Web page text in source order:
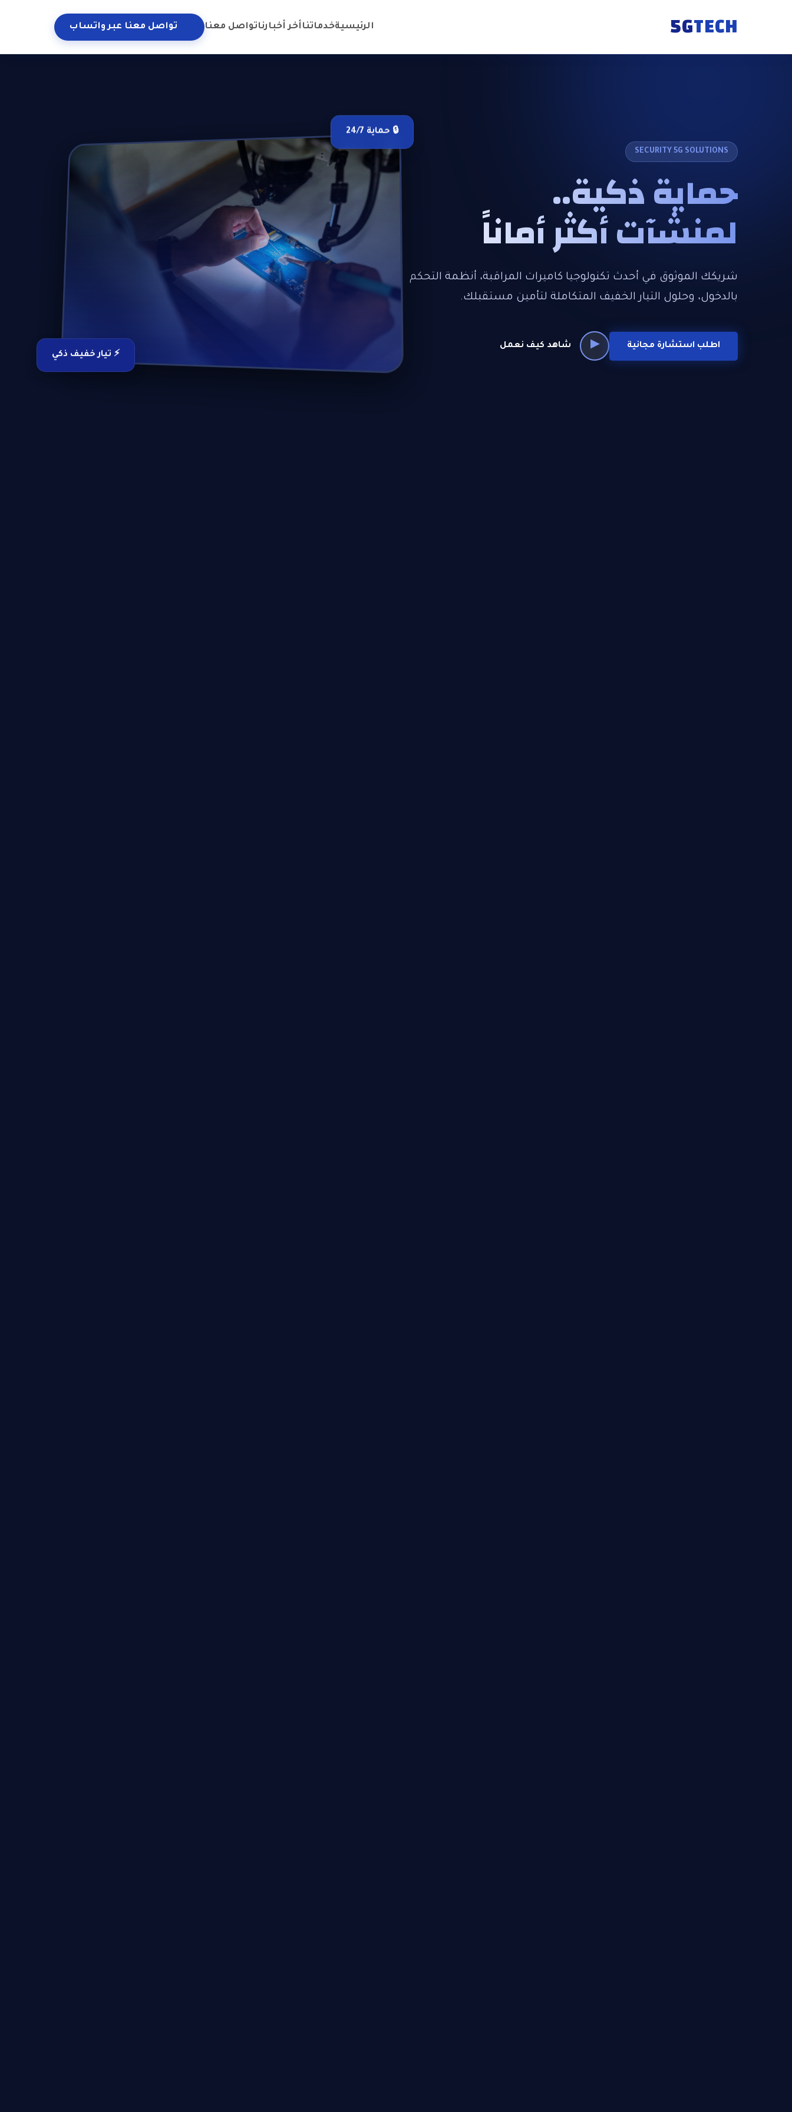
5GTECH الرئيسيةخدماتنا أخر أخبارناتواصل معنا تواصل معنا عبر واتساب
SECURITY 5G SOLUTIONS
حماية ذكية..
لمنشآت أكثر أماناً
شريكك الموثوق في أحدث تكنولوجيا كاميرات المراقبة، أنظمة التحكم
بالدخول، وحلول التيار الخفيف المتكاملة لتأمين مستقبلك.
اطلب استشارة مجانية ▶ شاهد كيف نعمل
🔒 حماية 24/7
⚡ تيار خفيف ذكي